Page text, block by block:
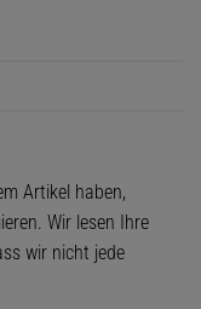
Artikel haben,
Wir lesen Ihre
wir nicht jede